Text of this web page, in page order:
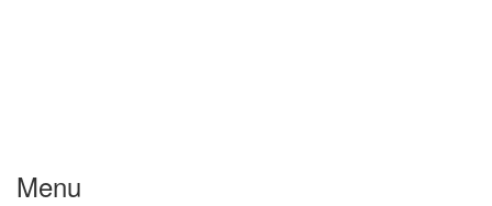
Menu